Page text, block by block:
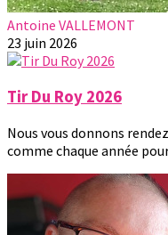
Antoine VALLEMONT
23 juin 2026
Tir Du Roy 2026
Nous vous donnons
comme chaque année